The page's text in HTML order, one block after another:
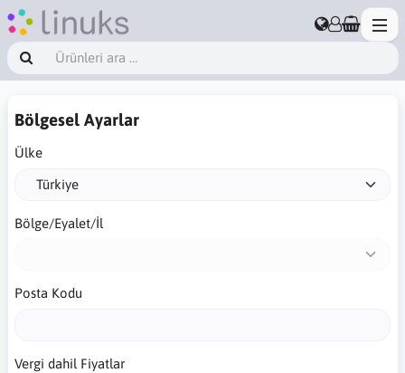
Bölgesel Ayarlar
Ülke
Bölge/Eyalet/İl
Posta Kodu
Vergi dahil Fiyatlar